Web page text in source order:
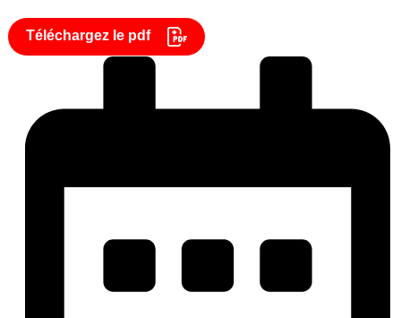
Téléchargez le pdf